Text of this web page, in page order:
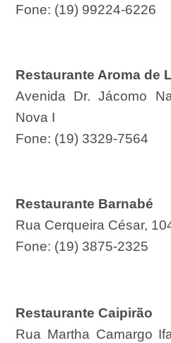
Fone: (19) 99224-6226
Restaurante Aroma de
Avenida Dr. Jácomo
Nova I
Fone: (19) 3329-7564
Restaurante Barnabé
Rua Cerqueira César,
Fone: (19) 3875-2325
Restaurante Caipirão
Rua Martha Camargo